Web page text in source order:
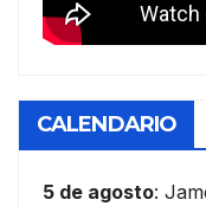
CALENDARIO
5 de agosto: